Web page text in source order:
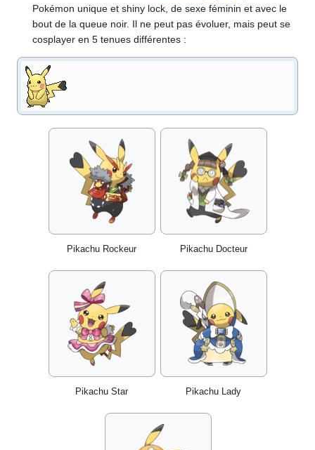
Pokémon unique et shiny lock, de sexe féminin et avec le
bout de la queue noir. Il ne peut pas évoluer, mais peut se
cosplayer en 5 tenues différentes :
Pikachu Rockeur Pikachu Docteur
Pikachu Star Pikachu Lady